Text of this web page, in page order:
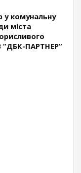
у комунальну
міста
“ДБК-ПАРТНЕР”